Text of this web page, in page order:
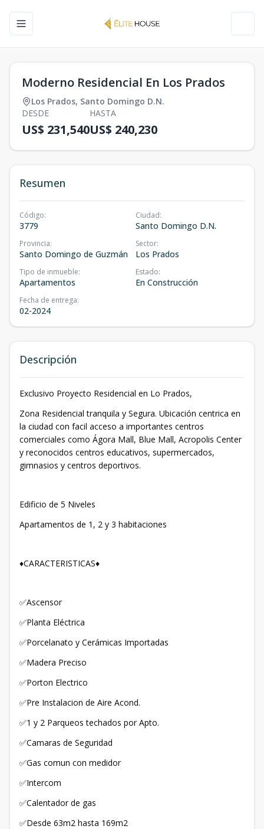
Toggle navigation menu
Moderno Residencial En Los Prados
Los Prados, Santo Domingo D.N.
DESDE
US$ 231,540
HASTA
US$ 240,230
Resumen
Código:
3779
Ciudad:
Santo Domingo D.N.
Provincia:
Santo Domingo de Guzmán
Sector:
Los Prados
Tipo de inmueble:
Apartamentos
Estado:
En Construcción
Fecha de entrega:
02-2024
Descripción
Exclusivo Proyecto Residencial en Lo Prados,
Zona Residencial tranquila y Segura. Ubicación centrica en
la ciudad con facil acceso a importantes centros
comerciales como Ágora Mall, Blue Mall, Acropolis Center
y reconocidos centros educativos, supermercados,
gimnasios y centros deportivos.
Edificio de 5 Niveles
Apartamentos de 1, 2 y 3 habitaciones
♦️CARACTERISTICAS♦️
✅Ascensor
✅Planta Eléctrica
✅Porcelanato y Cerámicas Importadas
✅Madera Preciso
✅Porton Electrico
✅Pre Instalacion de Aire Acond.
✅1 y 2 Parqueos techados por Apto.
✅Camaras de Seguridad
✅Gas comun con medidor
✅Intercom
✅Calentador de gas
✅Desde 63m2 hasta 169m2